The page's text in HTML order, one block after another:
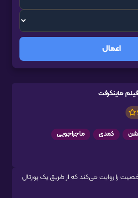
اعمال
ماینکرفت
کمدی ماجراجویی
را روایت می‌کند که از طریق یک پورتال